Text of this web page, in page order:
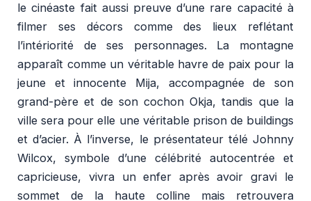
le cinéaste fait aussi preuve d’une rare capacité à
filmer ses décors comme des lieux reflétant
l’intériorité de ses personnages. La montagne
apparaît comme un véritable havre de paix pour la
jeune et innocente Mija, accompagnée de son
grand-père et de son cochon Okja, tandis que la
ville sera pour elle une véritable prison de buildings
et d’acier. À l’inverse, le présentateur télé Johnny
Wilcox, symbole d’une célébrité autocentrée et
capricieuse, vivra un enfer après avoir gravi le
sommet de la haute colline mais retrouvera